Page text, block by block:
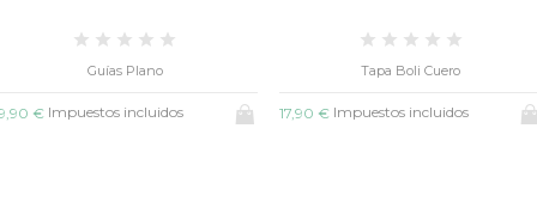
Guías Plano
€Impuestos incluidos
Tapa Boli Cuero
17,90 €Impuestos incluidos